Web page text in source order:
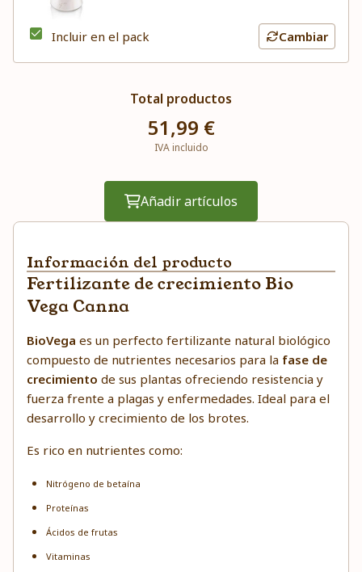
Incluir en el pack Cambiar
Total productos
51,99 €
IVA incluido
Añadir artículos
Información del producto
Fertilizante de crecimiento Bio
Vega Canna
BioVega es un perfecto fertilizante natural biológico
compuesto de nutrientes necesarios para la fase de
crecimiento de sus plantas ofreciendo resistencia y
fuerza frente a plagas y enfermedades. Ideal para el
desarrollo y crecimiento de los brotes.
Es rico en nutrientes como:
Nitrógeno de betaína
Proteínas
Ácidos de frutas
Vitaminas